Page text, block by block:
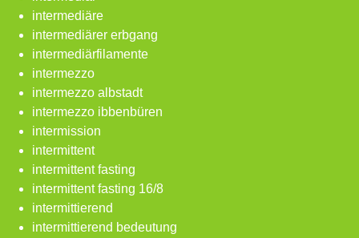
intermediäre
intermediärer erbgang
intermediärfilamente
intermezzo
intermezzo albstadt
intermezzo ibbenbüren
intermission
intermittent
intermittent fasting
intermittent fasting 16/8
intermittierend
intermittierend bedeutung